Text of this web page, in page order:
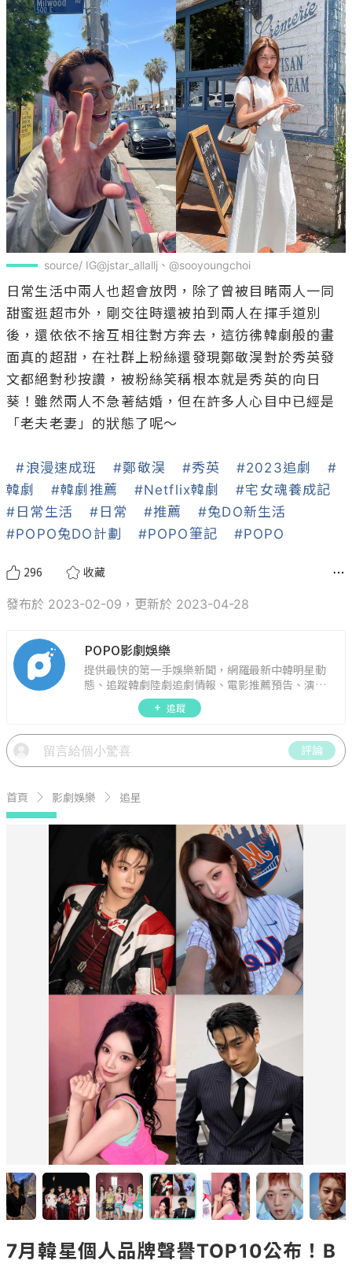
source/ IG@jstar_allallj、@sooyoungchoi
日常生活中兩人也超會放閃，除了曾被目睹兩人一同
甜蜜逛超市外，剛交往時還被拍到兩人在揮手道別
後，還依依不捨互相往對方奔去，這彷彿韓劇般的畫
面真的超甜，在社群上粉絲還發現鄭敬淏對於秀英發
文都絕對秒按讚，被粉絲笑稱根本就是秀英的向日
葵！雖然兩人不急著結婚，但在許多人心目中已經是
「老夫老妻」的狀態了呢～
#浪漫速成班 #鄭敬淏 #秀英 #2023追劇
#
韓劇
#韓劇推薦 #Netflix韓劇
#宅女魂養成記
#日常生活
#日常 #推薦
#兔DO新生活
#POPO兔DO計劃
#POPO筆記 #POPO
296 收藏
發布於 2023-02-09，更新於 2023-04-28
POPO影劇娛樂
提供最快的第一手娛樂新聞，網羅最新中韓明星動
態、追蹤韓劇陸劇追劇情報、電影推薦預告、演藝
圈話題，演唱會見面會最新資訊，讓你追星零時
追蹤
評論
首頁 影劇娛樂 追星
7月韓星個人品牌聲譽TOP10公布！B